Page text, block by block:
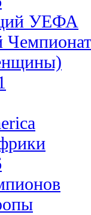
УЕФА